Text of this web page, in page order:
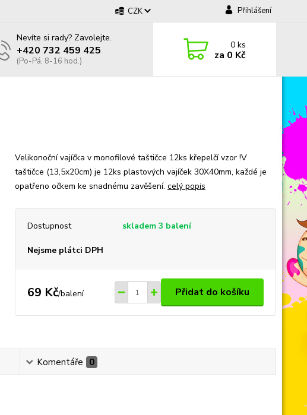
CZK Přihlášení
Nevíte si rady? Zavolejte.
+420 732 459 425
(Po-Pá, 8-16 hod.)
0ks
za 0 Kč
Velikonoční vajíčka v monofilové taštičce 12ks křepelčí vzor !V
taštičce (13,5x20cm) je 12ks plastových vajíček 30X40mm, každé je
opatřeno očkem ke snadnému zavěšení. celý popis
Dostupnost skladem 3 balení
Nejsme plátci DPH
69 Kč/balení Přidat do košíku
Komentáře 0